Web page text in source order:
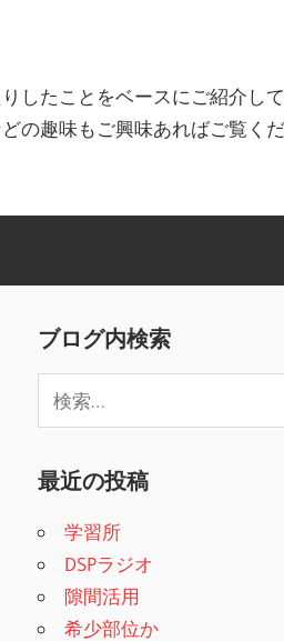
したことをベースにご紹介して
の趣味もご興味あればご覧くだ
ブログ内検索
索
最近の投稿
学習所
DSPラジオ
隙間活用
希少部位か